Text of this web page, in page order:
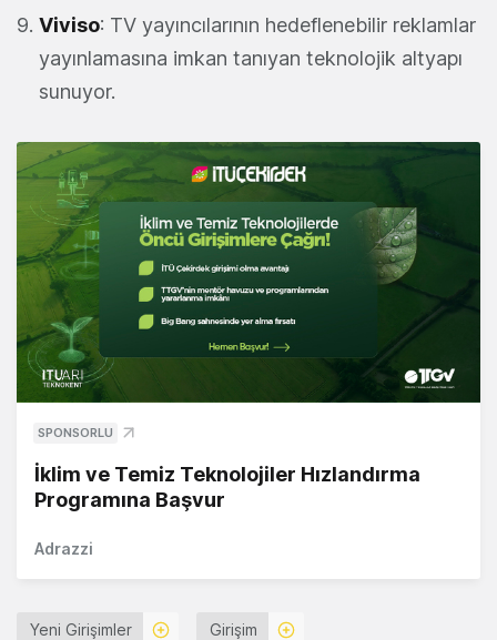
Viviso: TV yayıncılarının hedeflenebilir reklamlar
yayınlamasına imkan tanıyan teknolojik altyapı
sunuyor.
SPONSORLU
İklim ve Temiz Teknolojiler Hızlandırma
Programına Başvur
Adrazzi
Yeni Girişimler Girişim